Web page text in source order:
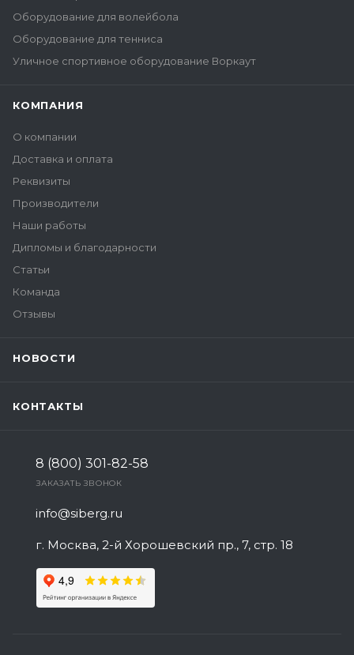
Оборудование для волейбола
Оборудование для тенниса
Уличное спортивное оборудование Воркаут
КОМПАНИЯ
О компании
Доставка и оплата
Реквизиты
Производители
Наши работы
Дипломы и благодарности
Статьи
Команда
Отзывы
НОВОСТИ
КОНТАКТЫ
8 (800) 301-82-58
ЗАКАЗАТЬ ЗВОНОК
info@siberg.ru
г. Москва, 2-й Хорошевский пр., 7, стр. 18